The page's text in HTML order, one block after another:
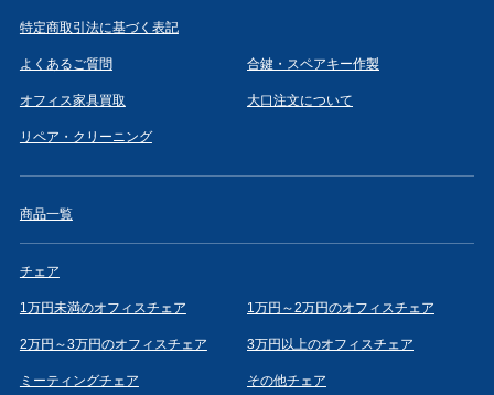
特定商取引法に基づく表記
よくあるご質問 合鍵・スペアキー作製
オフィス家具買取 大口注文について
リペア・クリーニング
商品一覧
チェア
1万円未満のオフィスチェア 1万円～2万円のオフィスチェア
2万円～3万円のオフィスチェア 3万円以上のオフィスチェア
ミーティングチェア その他チェア